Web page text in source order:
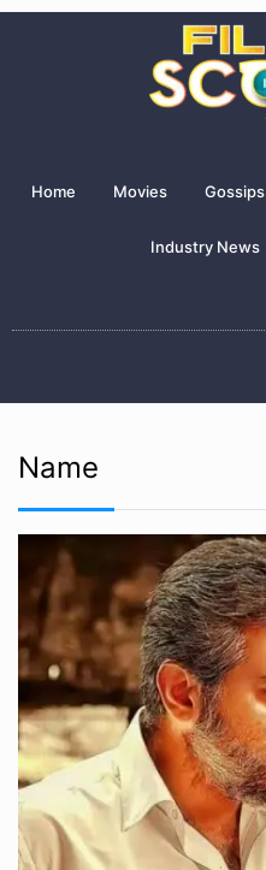
Home Movies Gossips
Industry News
Name